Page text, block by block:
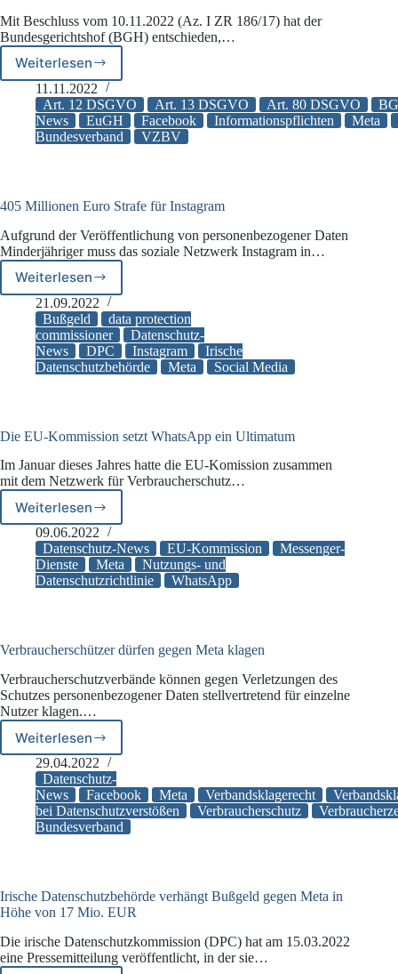
Mit Beschluss vom 10.11.2022 (Az. I ZR 186/17) hat der
Bundesgerichtshof (BGH) entschieden,…
Weiterlesen
BGH
legt
EuGH
erneut
Frage
Verbraucherschützern
11.11.2022
Art. 12 DSGVO
Art. 13 DSGVO Art. 80 DSGVO
News
EuGH Facebook Informationspflichten
Meta
Bundesverband
VZBV
405 Millionen Euro Strafe für Instagram
Aufgrund der Veröffentlichung von personenbezogener Daten
Minderjähriger muss das soziale Netzwerk Instagram in…
Weiterlesen
405
Millionen
Euro
Strafe
für
Instagram
21.09.2022
Bußgeld
data protection
commissioner
Datenschutz-
News
DPC Instagram
Irische
Datenschutzbehörde
Meta Social Media
Die EU-Kommission setzt WhatsApp ein Ultimatum
Im Januar dieses Jahres hatte die EU-Komission zusammen
mit dem Netzwerk für Verbraucherschutz…
Weiterlesen
Die
EU-
Kommission
setzt
WhatsApp
09.06.2022
Datenschutz-News
EU-Kommission
Messenger-
Dienste
Meta
Nutzungs- und
Datenschutzrichtlinie
WhatsApp
Verbraucherschützer dürfen gegen Meta klagen
Verbraucherschutzverbände können gegen Verletzungen des
Schutzes personenbezogener Daten stellvertretend für einzelne
Nutzer klagen.…
WeiterlesenVerbraucherschützer
dürfen
gegen
Meta
klagen
29.04.2022
Datenschutz-
News
Facebook Meta Verbandsklagerecht
bei Datenschutzverstößen
Verbraucherschutz
Bundesverband
Irische Datenschutzbehörde verhängt Bußgeld gegen Meta in
Höhe von 17 Mio. EUR
Die irische Datenschutzkommission (DPC) hat am 15.03.2022
eine Pressemitteilung veröffentlicht, in der sie…